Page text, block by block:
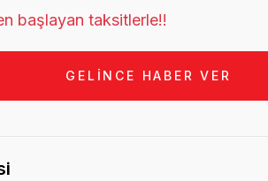
başlayan taksitlerle!!
GELİNCE HABER VER